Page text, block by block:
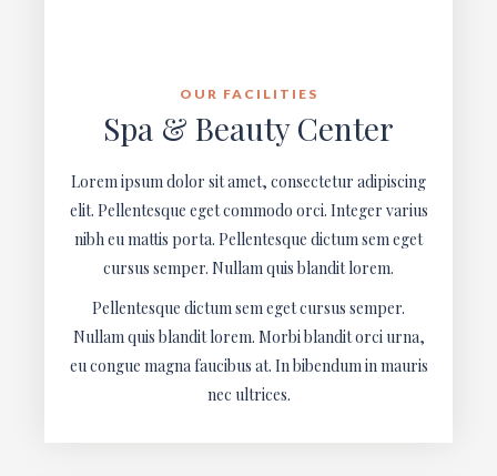
OUR FACILITIES
Spa & Beauty Center
Lorem ipsum dolor sit amet, consectetur adipiscing
elit. Pellentesque eget commodo orci. Integer varius
nibh eu mattis porta. Pellentesque dictum sem eget
cursus semper. Nullam quis blandit lorem.
Pellentesque dictum sem eget cursus semper.
Nullam quis blandit lorem. Morbi blandit orci urna,
eu congue magna faucibus at. In bibendum in mauris
nec ultrices.